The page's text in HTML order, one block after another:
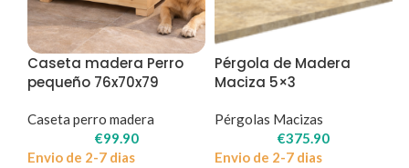
Caseta madera Perro
pequeño 76x70x79
Caseta perro madera
€99.90
Envio de 2-7 dias
Pérgola de Madera
Maciza 5×3
Pérgolas Macizas
€375.90
Envio de 2-7 dias